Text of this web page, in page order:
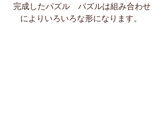
によりいろいろな形になります。